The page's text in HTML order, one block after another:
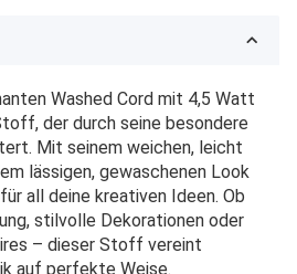
Washed Cord mit 4,5 Watt
der durch seine besondere
Mit seinem weichen, leicht
lässigen, gewaschenen Look
all deine kreativen Ideen. Ob
stilvolle Dekorationen oder
– dieser Stoff vereint
auf perfekte Weise.